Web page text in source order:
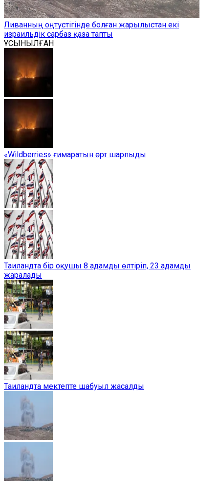
Ливанның оңтүстігінде болған жарылыстан екі
израильдік сарбаз қаза тапты
ҰСЫНЫЛҒАН
«Wildberries» ғимаратын өрт шарпыды
Таиландта бір оқушы 8 адамды өлтіріп, 23 адамды
жаралады
Таиландта мектепте шабуыл жасалды